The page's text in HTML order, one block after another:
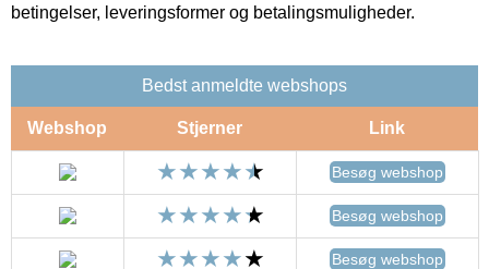
betingelser, leveringsformer og betalingsmuligheder.
Bedst anmeldte webshops
Webshop Stjerner Link
Besøg webshop
Besøg webshop
Besøg webshop